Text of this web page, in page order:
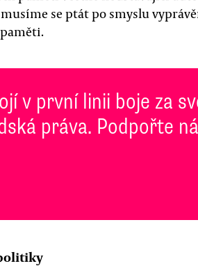
se ptát po smyslu
v první linii boje za
práva. Podpořte